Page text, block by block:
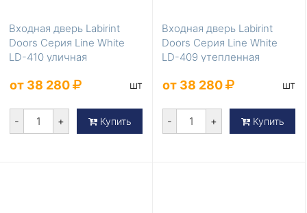
Входная дверь Labirint
Doors Серия Line White
LD-410 уличная
от 38 280 шт
- + Купить
Входная дверь Labirint
Doors Серия Line White
LD-409 утепленная
от 38 280 шт
- + Купить